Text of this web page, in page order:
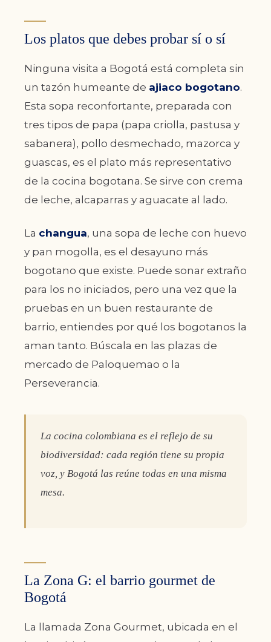
Los platos que debes probar sí o sí
Ninguna visita a Bogotá está completa sin
un tazón humeante de ajiaco bogotano.
Esta sopa reconfortante, preparada con
tres tipos de papa (papa criolla, pastusa y
sabanera), pollo desmechado, mazorca y
guascas, es el plato más representativo
de la cocina bogotana. Se sirve con crema
de leche, alcaparras y aguacate al lado.
La changua, una sopa de leche con huevo
y pan mogolla, es el desayuno más
bogotano que existe. Puede sonar extraño
para los no iniciados, pero una vez que la
pruebas en un buen restaurante de
barrio, entiendes por qué los bogotanos la
aman tanto. Búscala en las plazas de
mercado de Paloquemao o la
Perseverancia.
La cocina colombiana es el reflejo de su
biodiversidad: cada región tiene su propia
voz, y Bogotá las reúne todas en una misma
mesa.
La Zona G: el barrio gourmet de
Bogotá
La llamada Zona Gourmet, ubicada en el